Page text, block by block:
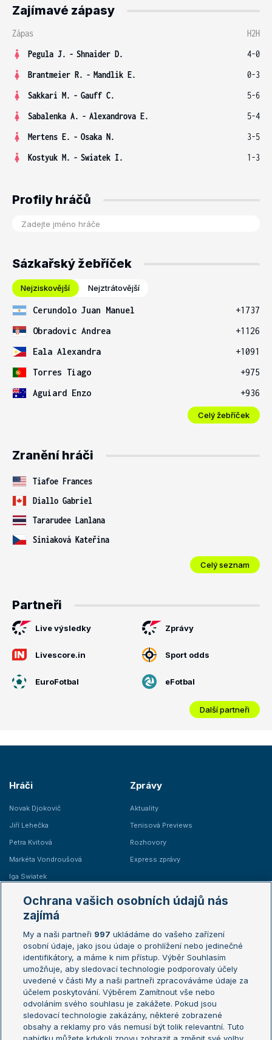
Zajímavé zápasy
Zápas
H2H
Pegula J. - Shnaider D.
4-0
Brantmeier R. - Mandlik E.
0-3
Sakkari M. - Gauff C.
5-6
Sabalenka A. - Alexandrova E.
5-4
Mertens E. - Osaka N.
3-5
Kostyuk M. - Swiatek I. 1-3
Profily hráčů
Sázkařský žebříček
Nejziskovější Nejztrátovější
Cerundolo Juan Manuel
+1737
Obradovic Andrea
+1126
Eala Alexandra
+1091
Torres Tiago
+975
Aguiard Enzo
+936
Celý žebříček
Zranění hráči
Tiafoe Frances
Diallo Gabriel
Tararudee Lanlana
Siniaková Kateřina
Celý seznam
Partneři
Live výsledky Zprávy
Livescore.in Sport odds
EuroFotbal eFotbal
Další partneři
Hráči
Novak Djokovič
Jiří Lehečka
Petra Kvitová
Markéta Vondroušová
Iga Swiatek
Zprávy
Aktuality
Tenisová Previews
Rozhovory
Express zprávy
Žebříčky
Žebříček ATP (muži)
Žebříček WTA (ženy)
Sázkařský žebříček
Australian Open
French Open
Wimbledon
US Open
Turnaj mistrů
Turnaj mistryň
Ochrana vašich osobních údajů nás
zajímá
My a naši partneři 997 ukládáme do vašeho zařízení
osobní údaje, jako jsou údaje o prohlížení nebo jedinečné
identifikátory, a máme k nim přístup. Výběr Souhlasím
umožňuje, aby sledovací technologie podporovaly účely
uvedené v části My a naši partneři zpracováváme údaje za
účelem poskytování. Výběrem Zamítnout vše nebo
odvoláním svého souhlasu je zakážete. Pokud jsou
sledovací technologie zakázány, některé zobrazené
obsahy a reklamy pro vás nemusí být tolik relevantní. Tuto